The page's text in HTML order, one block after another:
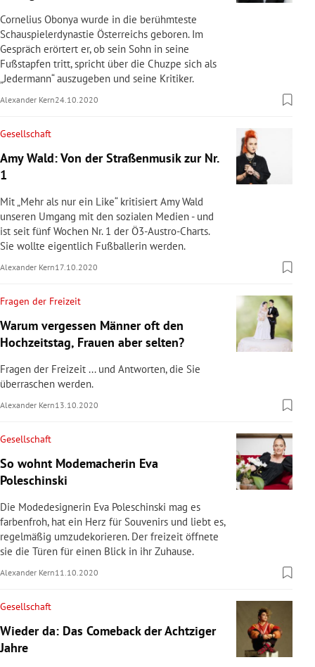
Cornelius Obonya wurde in die berühmteste
Schauspielerdynastie Österreichs geboren. Im
Gespräch erörtert er, ob sein Sohn in seine
Fußstapfen tritt, spricht über die Chuzpe sich als
„Jedermann“ auszugeben und seine Kritiker.
Alexander Kern24.10.2020
Gesellschaft
Amy Wald: Von der Straßenmusik zur Nr.
1
Mit „Mehr als nur ein Like“ kritisiert Amy Wald
unseren Umgang mit den sozialen Medien - und
ist seit fünf Wochen Nr. 1 der Ö3-Austro-Charts.
Sie wollte eigentlich Fußballerin werden.
Alexander Kern17.10.2020
Fragen der Freizeit
Warum vergessen Männer oft den
Hochzeitstag, Frauen aber selten?
Fragen der Freizeit ... und Antworten, die Sie
überraschen werden.
Alexander Kern13.10.2020
Gesellschaft
So wohnt Modemacherin Eva
Poleschinski
Die Modedesignerin Eva Poleschinski mag es
farbenfroh, hat ein Herz für Souvenirs und liebt es,
regelmäßig umzudekorieren. Der freizeit öffnete
sie die Türen für einen Blick in ihr Zuhause.
Alexander Kern11.10.2020
Gesellschaft
Wieder da: Das Comeback der Achtziger
Jahre